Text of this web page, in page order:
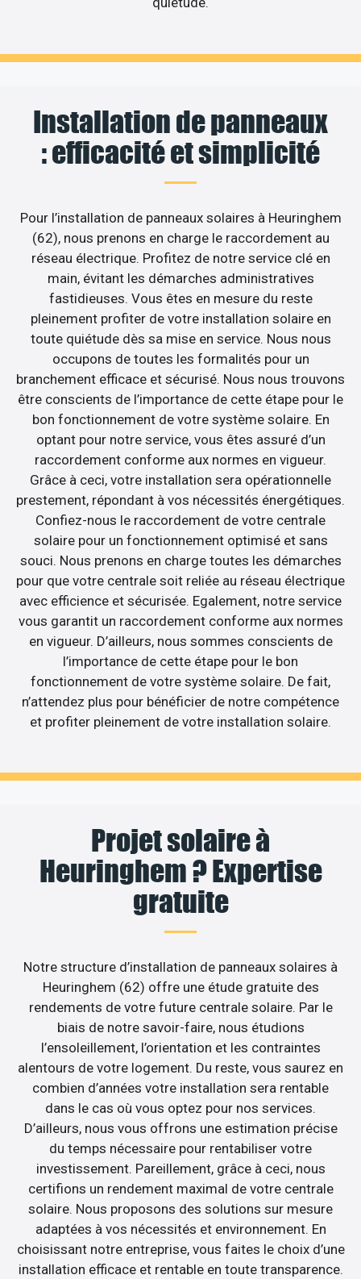
Installation de panneaux
: efficacité et simplicité
Pour l’installation de panneaux solaires à Heuringhem
(62), nous prenons en charge le raccordement au
réseau électrique. Profitez de notre service clé en
main, évitant les démarches administratives
fastidieuses. Vous êtes en mesure du reste
pleinement profiter de votre installation solaire en
toute quiétude dès sa mise en service. Nous nous
occupons de toutes les formalités pour un
branchement efficace et sécurisé. Nous nous trouvons
être conscients de l’importance de cette étape pour le
bon fonctionnement de votre système solaire. En
optant pour notre service, vous êtes assuré d’un
raccordement conforme aux normes en vigueur.
Grâce à ceci, votre installation sera opérationnelle
prestement, répondant à vos nécessités énergétiques.
Confiez-nous le raccordement de votre centrale
solaire pour un fonctionnement optimisé et sans
souci. Nous prenons en charge toutes les démarches
pour que votre centrale soit reliée au réseau électrique
avec efficience et sécurisée. Egalement, notre service
vous garantit un raccordement conforme aux normes
en vigueur. D’ailleurs, nous sommes conscients de
l’importance de cette étape pour le bon
fonctionnement de votre système solaire. De fait,
n’attendez plus pour bénéficier de notre compétence
et profiter pleinement de votre installation solaire.
Projet solaire à
Heuringhem ? Expertise
gratuite
Notre structure d’installation de panneaux solaires à
Heuringhem (62) offre une étude gratuite des
rendements de votre future centrale solaire. Par le
biais de notre savoir-faire, nous étudions
l’ensoleillement, l’orientation et les contraintes
alentours de votre logement. Du reste, vous saurez en
combien d’années votre installation sera rentable
dans le cas où vous optez pour nos services.
D’ailleurs, nous vous offrons une estimation précise
du temps nécessaire pour rentabiliser votre
investissement. Pareillement, grâce à ceci, nous
certifions un rendement maximal de votre centrale
solaire. Nous proposons des solutions sur mesure
adaptées à vos nécessités et environnement. En
choisissant notre entreprise, vous faites le choix d’une
installation efficace et rentable en toute transparence.